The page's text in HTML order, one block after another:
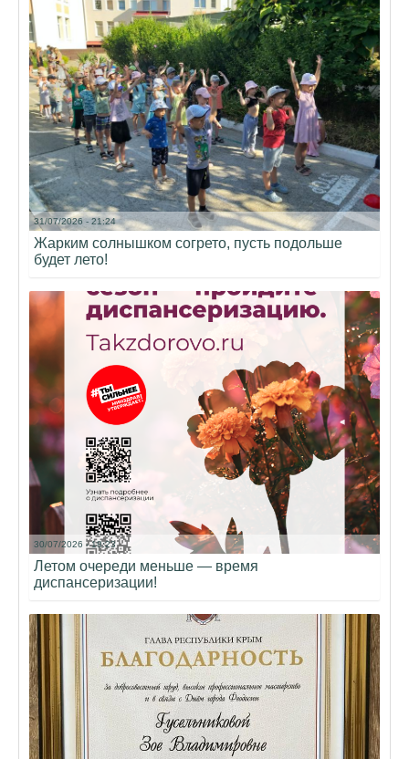
31/07/2026 - 21:24
Жарким солнышком согрето, пусть подольше
будет лето!
30/07/2026 - 18:23
Летом очереди меньше — время
диспансеризации!